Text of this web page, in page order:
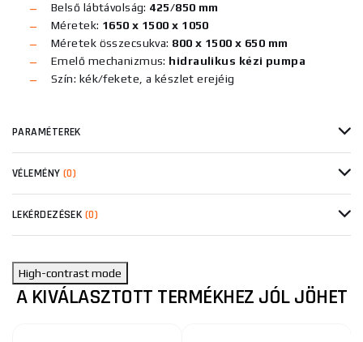
Belső lábtávolság: 425/850 mm
Méretek: 1650 x 1500 x 1050
Méretek összecsukva: 800 x 1500 x 650 mm
Emelő mechanizmus: hidraulikus kézi pumpa
Szín: kék/fekete, a készlet erejéig
PARAMÉTEREK
VÉLEMÉNY (0)
LEKÉRDEZÉSEK (0)
High-contrast mode
A KIVÁLASZTOTT TERMÉKHEZ JÓL JÖHET